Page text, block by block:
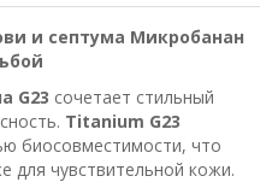
и септума Микробанан
G23 сочетает стильный
Titanium G23
биосовместимости, что
для чувствительной кожи.